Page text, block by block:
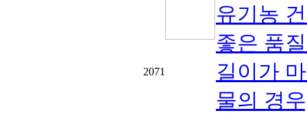
2071
유기농
좋은 품
길이가
물의 경